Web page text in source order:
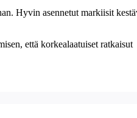
Hyvin asennetut markiisit
että korkealaatuiset ratkaisut